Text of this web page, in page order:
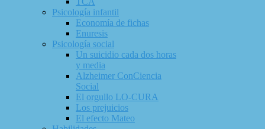
Psicología infantil
Economía de fichas
Enuresis
Psicología social
Un suicidio cada dos horas
y media
Alzheimer ConCiencia
Social
El orgullo LO-CURA
Los prejuicios
El efecto Mateo